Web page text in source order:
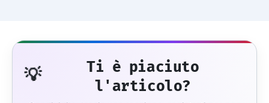
💡
Ti è piaciuto
l'articolo?